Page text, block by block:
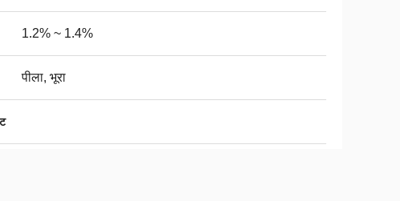
1.2% ~ 1.4%
पीला, भूरा